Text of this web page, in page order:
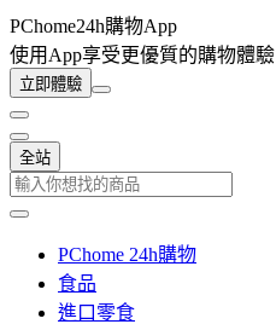
PChome24h購物App
使用App享受更優質的購物體驗
立即體驗
全站
PChome 24h購物
食品
進口零食